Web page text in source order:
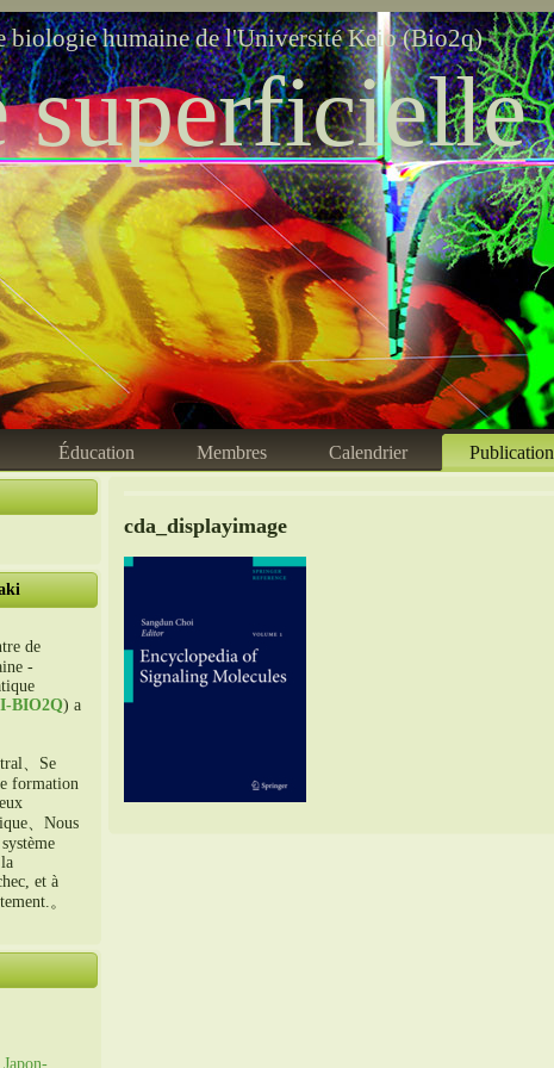
biologie humaine de l'Université Keio (Bio2q)
superficielle
Éducation Membres Calendrier Publication
de
-
BIO2Q) a
、Se
formation
、Nous
et à
。
cda_displayimage